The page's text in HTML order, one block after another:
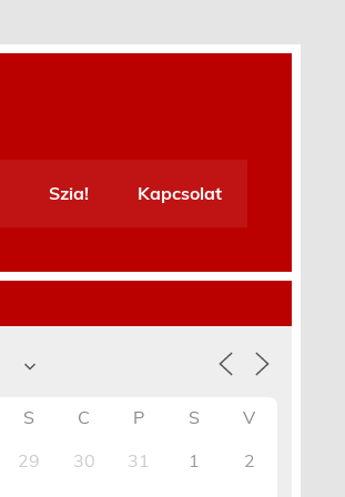
Szia! Kapcsolat
S C P S
V
29 30 31 1 2